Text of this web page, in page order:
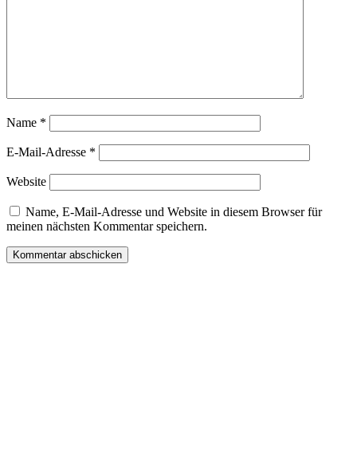
Name *
E-Mail-Adresse *
Website
Name, E-Mail-Adresse und Website in diesem Browser für
meinen nächsten Kommentar speichern.